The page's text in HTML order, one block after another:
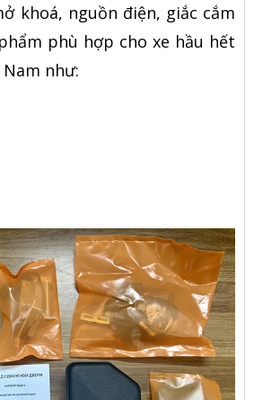
khoá, nguồn điện, giắc cắm
phù hợp cho xe hầu hết
như: